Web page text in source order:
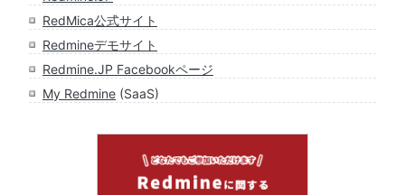
RedMica公式サイト
Redmineデモサイト
Redmine.JP Facebookページ
My Redmine (SaaS)